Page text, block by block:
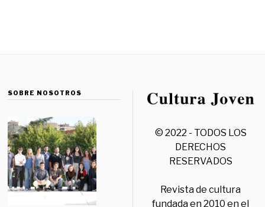
SOBRE NOSOTROS
© 2022 - TODOS LOS
DERECHOS
RESERVADOS
Revista de cultura
fundada en 2010 en el